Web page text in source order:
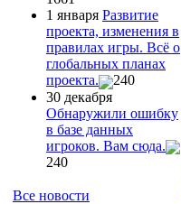
1 января Развитие
проекта, изменения в
правилах игры. Всё о
глобальных планах
проекта.
240
30 декабря
Обнаружили ошибку
в базе данных
игроков. Вам сюда.
240
Все новости